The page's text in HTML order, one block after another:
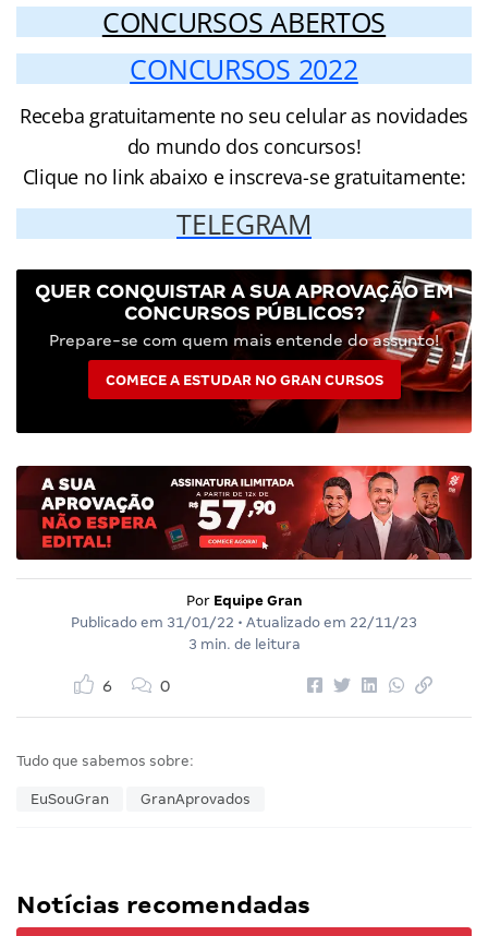
CONCURSOS ABERTOS
CONCURSOS 2022
Receba gratuitamente no seu celular as novidades
do mundo dos concursos!
Clique no link abaixo e inscreva-se gratuitamente:
TELEGRAM
QUER CONQUISTAR A SUA APROVAÇÃO EM
CONCURSOS PÚBLICOS?
Prepare-se com quem mais entende do assunto!
COMECE A ESTUDAR NO GRAN CURSOS
Por Equipe Gran
Publicado em 31/01/22 • Atualizado em 22/11/23
3 min. de leitura
6 0
Tudo que sabemos sobre:
EuSouGran GranAprovados
Notícias recomendadas